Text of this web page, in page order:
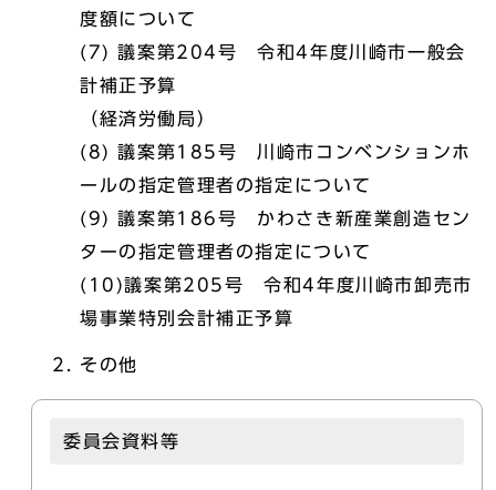
度額について
(7) 議案第204号 令和4年度川崎市一般会
計補正予算
（経済労働局）
(8) 議案第185号 川崎市コンベンションホ
ールの指定管理者の指定について
(9) 議案第186号 かわさき新産業創造セン
ターの指定管理者の指定について
(10)議案第205号 令和4年度川崎市卸売市
場事業特別会計補正予算
その他
委員会資料等